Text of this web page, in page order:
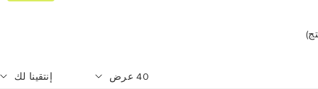
)
40 عرض إنتقينا لك